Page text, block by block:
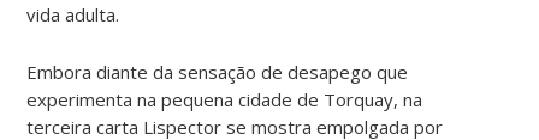
vida adulta.
Embora diante da sensação de desapego que
experimenta na pequena cidade de Torquay, na
terceira carta Lispector se mostra empolgada por